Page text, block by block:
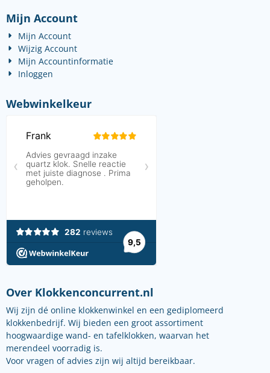
Mijn Account
Mijn Account
Wijzig Account
Mijn Accountinformatie
Inloggen
Webwinkelkeur
Over Klokkenconcurrent.nl
Wij zijn dé online klokkenwinkel en een gediplomeerd
klokkenbedrijf. Wij bieden een groot assortiment
hoogwaardige wand- en tafelklokken, waarvan het
merendeel voorradig is.
Voor vragen of advies zijn wij altijd bereikbaar.